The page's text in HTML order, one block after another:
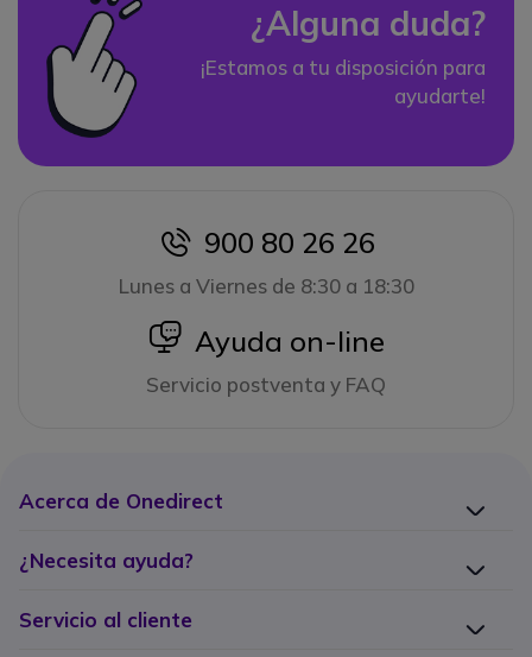
¿Alguna duda?
¡Estamos a tu disposición para
ayudarte!
icon
900 80 26 26
Lunes a Viernes de 8:30 a 18:30
icon
Ayuda on-line
Servicio postventa y FAQ
Acerca de Onedirect
¿Necesita ayuda?
Servicio al cliente